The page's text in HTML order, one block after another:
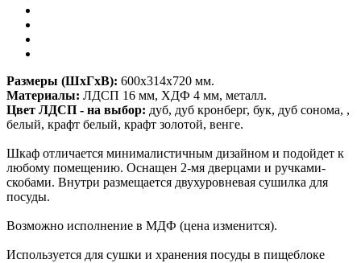
Размеры (ШхГхВ): 600х314х720 мм.
Материалы: ЛДСП 16 мм, ХДФ 4 мм, металл.
Цвет ЛДСП - на выбор: дуб, дуб кронберг, бук, дуб сонома, ,
белый, крафт белый, крафт золотой, венге.
Шкаф отличается минималистичным дизайном и подойдет к
любому помещению. Оснащен 2-мя дверцами и ручками-
скобами. Внутри размещается двухуровневая сушилка для
посуды.
Возможно исполнение в МДФ (цена изменится).
Используется для сушки и хранения посуды в пищеблоке